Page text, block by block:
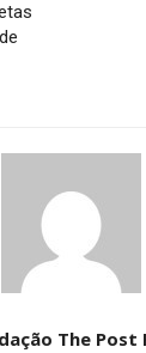
The Post